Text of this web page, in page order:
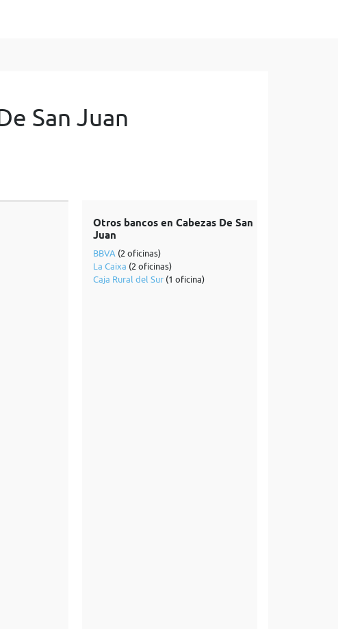
San Juan
Otros bancos en Cabezas De San
Juan
BBVA (2 oficinas)
La Caixa (2 oficinas)
Caja Rural del Sur(1 oficina)